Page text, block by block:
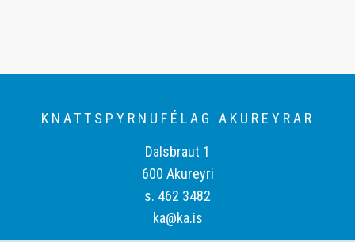
KNATTSPYRNUFÉLAG AKUREYRAR
Dalsbraut 1
600 Akureyri
s. 462 3482
ka@ka.is